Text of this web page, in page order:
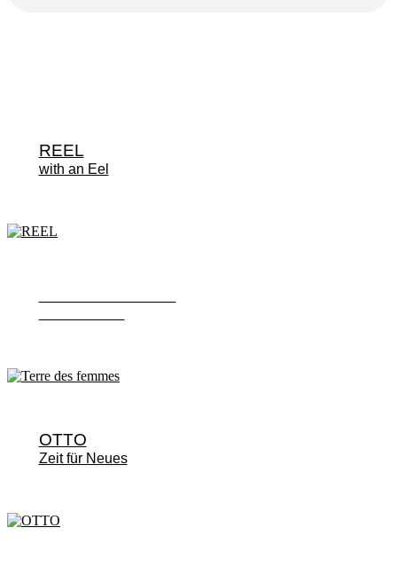
REEL
with an Eel
OTTO
Zeit für Neues